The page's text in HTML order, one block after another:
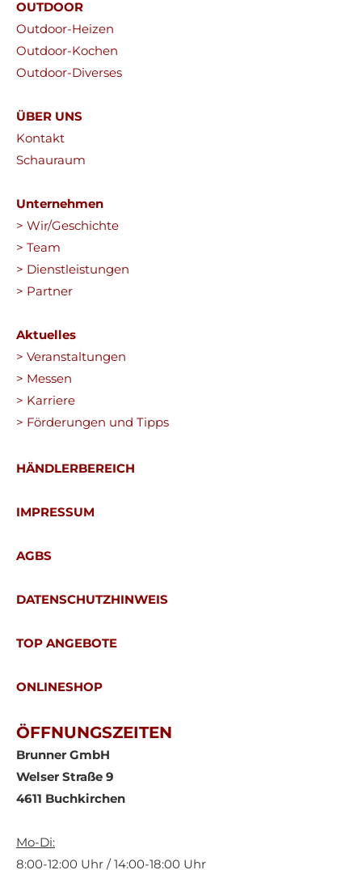
OUTDOOR
Outdoor-Heizen
Outdoor-Kochen
Outdoor-Diverses
ÜBER UNS
Kontakt
Schauraum
Unternehmen
> Wir/Geschichte
> Team
> Dienstleistungen
> Partner
Aktuelles
> Veranstaltungen
> Messen
> Karriere
> Förderungen und Tipps
HÄNDLERBEREICH
IMPRESSUM
AGBS
DATENSCHUTZHINWEIS
TOP ANGEBOTE
ONLINESHOP
ÖFFNUNGSZEITEN
Brunner GmbH
Welser Straße 9
4611 Buchkirchen
Mo-Di:
8:00-12:00 Uhr / 14:00-18:00 Uhr